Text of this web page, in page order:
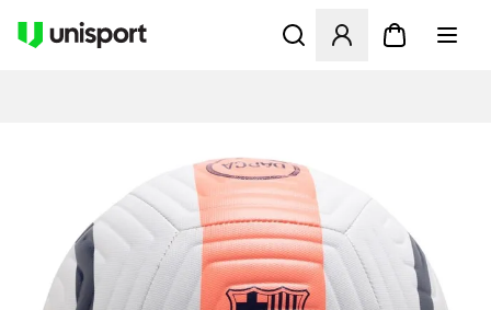
Åbner en Modal til at